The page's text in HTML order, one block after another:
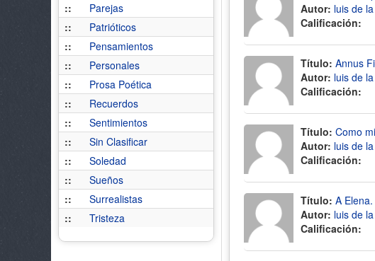
::
Parejas
::
Patrióticos
::
Pensamientos
::
Personales
::
Prosa Poética
::
Recuerdos
::
Sentimientos
::
Sin Clasificar
::
Soledad
::
Sueños
::
Surrealistas
::
Tristeza
Autor: luis de
Calificación:
Título: Annus
Autor: luis de
Calificación:
Título: Como
Autor: luis de
Calificación:
Título: A Elena.
Autor: luis de
Calificación: